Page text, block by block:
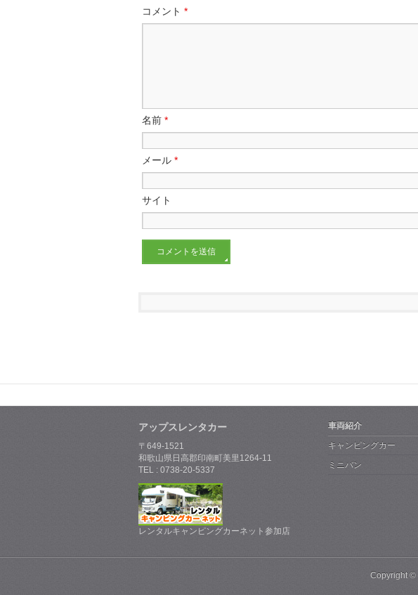
コメント *
名前 *
メール *
サイト
アップスレンタカー
〒649-1521
和歌山県日高郡印南町美里1264-11
TEL : 0738-20-5337
レンタルキャンピングカーネット参加店
車両紹介
キャンピングカー
ミニバン
Copyright ©